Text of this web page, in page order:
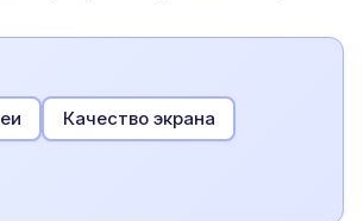
Качество экрана